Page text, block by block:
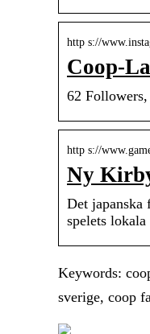
http s://
Coop-
62
http s://
Ny
Det japanska
spelets
Keywords:
sverige, coop